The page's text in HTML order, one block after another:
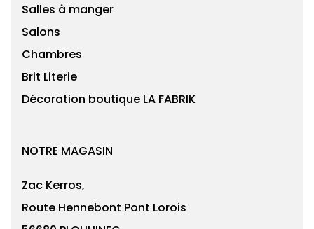
Salles à manger
Salons
Chambres
Brit Literie
Décoration boutique LA FABRIK
NOTRE MAGASIN
Zac Kerros,
Route Hennebont Pont Lorois